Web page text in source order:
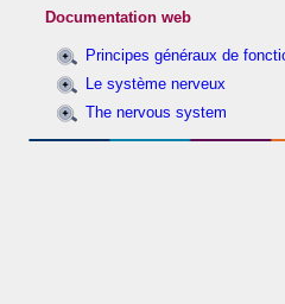
Documentation web
Principes généraux de
Le système nerveux
The nervous system